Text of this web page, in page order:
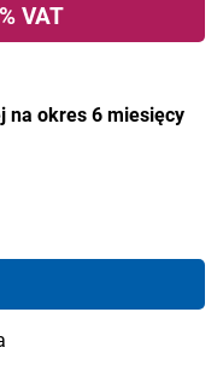
VAT
na okres 6 miesięcy